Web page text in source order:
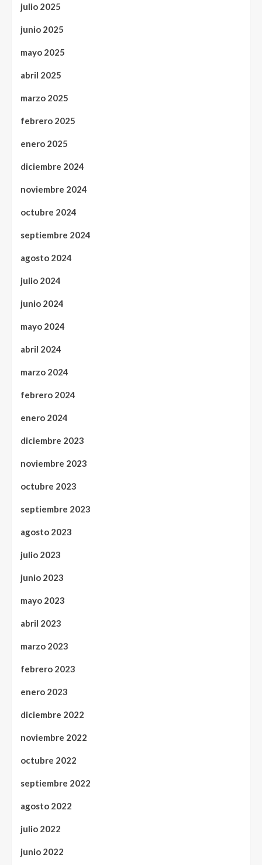
julio 2025
junio 2025
mayo 2025
abril 2025
marzo 2025
febrero 2025
enero 2025
diciembre 2024
noviembre 2024
octubre 2024
septiembre 2024
agosto 2024
julio 2024
junio 2024
mayo 2024
abril 2024
marzo 2024
febrero 2024
enero 2024
diciembre 2023
noviembre 2023
octubre 2023
septiembre 2023
agosto 2023
julio 2023
junio 2023
mayo 2023
abril 2023
marzo 2023
febrero 2023
enero 2023
diciembre 2022
noviembre 2022
octubre 2022
septiembre 2022
agosto 2022
julio 2022
junio 2022